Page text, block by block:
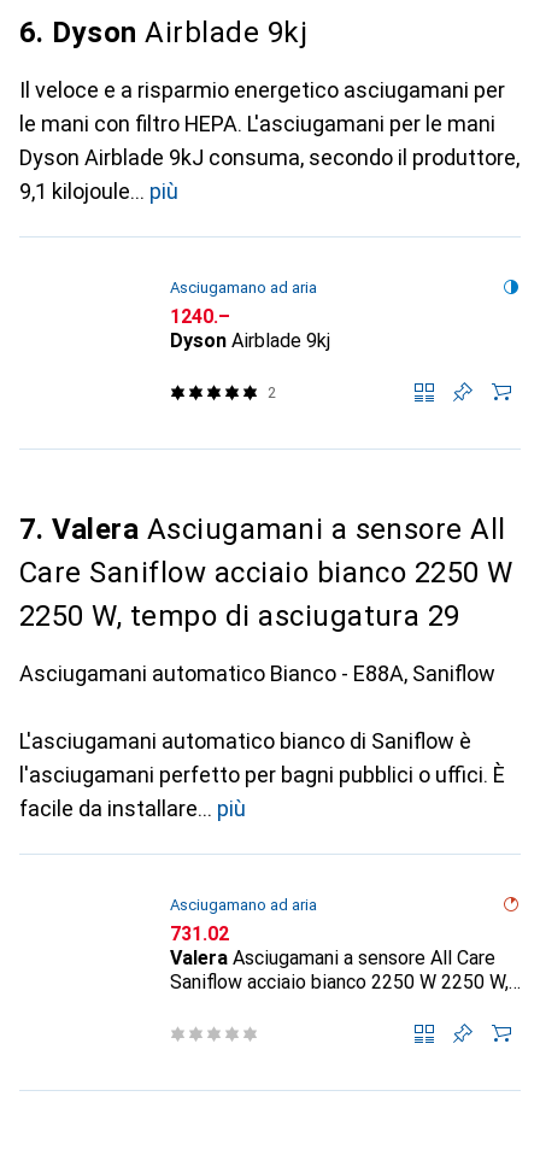
6. Dyson Airblade 9kj
Il veloce e a risparmio energetico asciugamani per
le mani con filtro HEPA. L'asciugamani per le mani
Dyson Airblade 9kJ consuma, secondo il produttore,
9,1 kilojoule
più
Asciugamano ad aria
CHF
1240.–
Dyson Airblade 9kj
2
7. Valera Asciugamani a sensore All
Care Saniflow acciaio bianco 2250 W
2250 W, tempo di asciugatura 29
Asciugamani automatico Bianco - E88A, Saniflow
L'asciugamani automatico bianco di Saniflow è
l'asciugamani perfetto per bagni pubblici o uffici. È
facile da installare
più
Asciugamano ad aria
CHF
731.02
Valera Asciugamani a sensore All Care
Saniflow acciaio bianco 2250 W 2250 W,